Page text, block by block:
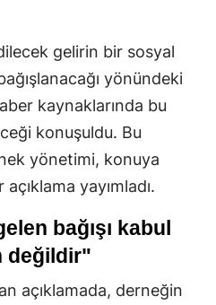
gelirin bir sosyal
yönündeki
kaynaklarında bu
konuşuldu. Bu
yönetimi, konuya
yayımladı.
bağışı kabul
değildir"
açıklamada, derneğin